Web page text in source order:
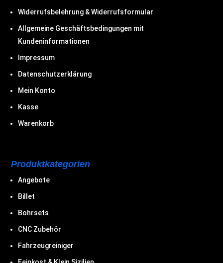
Widerrufsbelehrung & Widerrufsformular
Allgemeine Geschäftsbedingungen mit
Kundeninformationen
Impressum
Datenschutzerklärung
Mein Konto
Kasse
Warenkorb
Produktkategorien
Angebote
Billet
Bohrsets
CNC Zubehör
Fahrzeugreiniger